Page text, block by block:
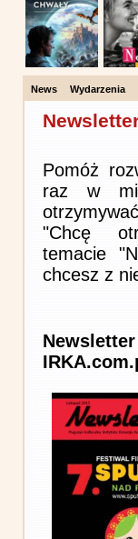
News Wydarzenia
Pomóż
raz w
"Chcę
temacie
chcesz z